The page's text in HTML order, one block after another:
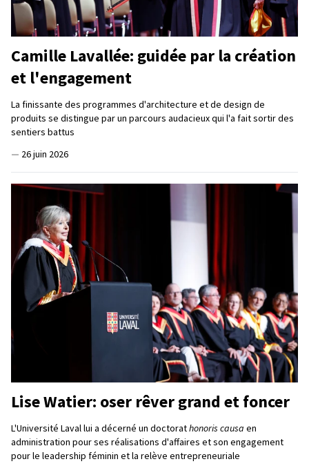
Camille Lavallée: guidée par la création
et l'engagement
La finissante des programmes d'architecture et de design de
produits se distingue par un parcours audacieux qui l'a fait sortir des
sentiers battus
— 26 juin 2026
Lise Watier: oser rêver grand et foncer
L'Université Laval lui a décerné un doctorathonoris causa en
administration pour ses réalisations d'affaires et son engagement
pour le leadership féminin et la relève entrepreneuriale